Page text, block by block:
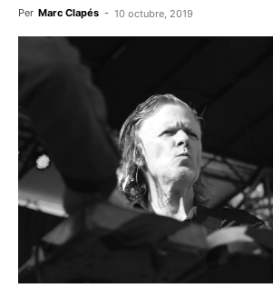
Per Marc Clapés - 10 octubre, 2019